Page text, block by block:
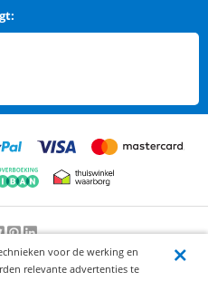
9.2/10-25000beoordelingen
voor de werking en
relevante advertenties te